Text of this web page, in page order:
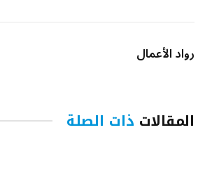
رواد الأعمال
المقالات ذات الصلة